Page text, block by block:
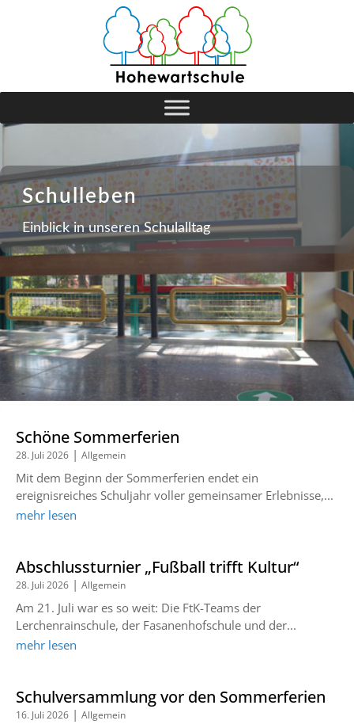
Schulleben
Einblick in unseren Schulalltag
Schöne Sommerferien
28. Juli 2026 | Allgemein
Mit dem Beginn der Sommerferien endet ein
ereignisreiches Schuljahr voller gemeinsamer Erlebnisse,...
mehr lesen
Abschlussturnier „Fußball trifft Kultur“
28. Juli 2026 | Allgemein
Am 21. Juli war es so weit: Die FtK-Teams der
Lerchenrainschule, der Fasanenhofschule und der...
mehr lesen
Schulversammlung vor den Sommerferien
16. Juli 2026 | Allgemein